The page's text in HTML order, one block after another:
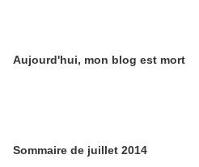
Aujourd'hui, mon blog est mort
Sommaire de juillet 2014